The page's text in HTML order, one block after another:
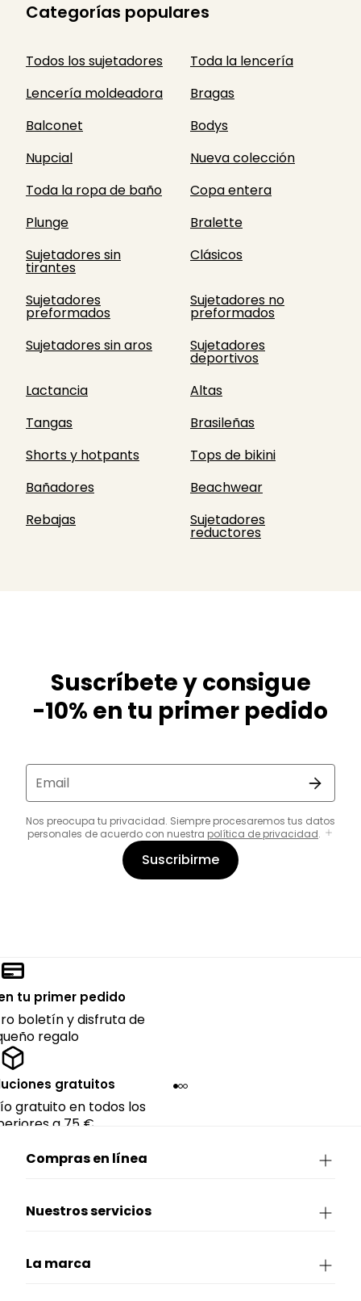
Categorías populares
Todos los sujetadores
Toda la lencería
Lencería moldeadora
Bragas
Balconet
Bodys
Nupcial
Nueva colección
Toda la ropa de baño
Copa entera
Plunge
Bralette
Sujetadores sin
tirantes
Clásicos
Sujetadores
preformados
Sujetadores no
preformados
Sujetadores sin aros
Sujetadores
deportivos
Lactancia
Altas
Tangas
Brasileñas
Shorts y hotpants
Tops de bikini
Bañadores
Beachwear
Rebajas
Sujetadores
reductores
Suscríbete y consigue
-10% en tu primer pedido
Email
Nos preocupa tu privacidad. Siempre procesaremos tus datos
personales de acuerdo con nuestra política de privacidad.
Suscribirme
tu primer pedido
boletín y disfruta de
regalo
gratuitos
gratuito en todos los
a 75 €.
Compras en línea
Nuestros servicios
La marca